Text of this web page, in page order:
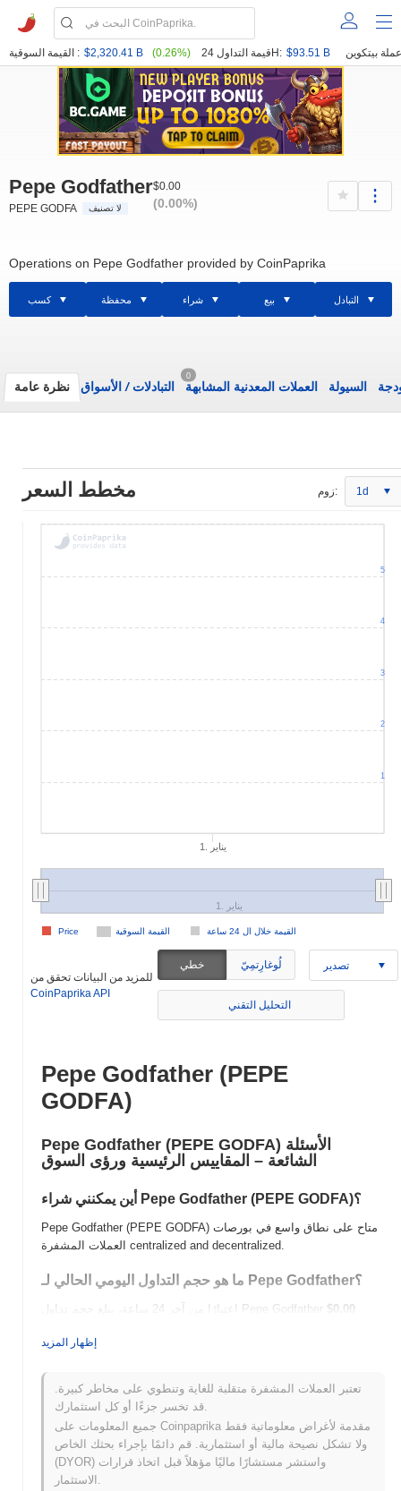
القيمة السوقية : $2,320.41 B (0.26%) قيمة التداول 24H: $93.51 B
Pepe Godfather
PEPE GODFA لا تصنيف
$0.00
(0.00%)
Operations on Pepe Godfather provided by CoinPaprika
كسب محفظة شراء بيع التبادل
نظرة عامة التبادلات/ الأسواق
0
العملات المعدنية المشابهة السيولة
مخطط السعر زوم: 1d
1. يناير
القيمة السوقية القيمة خلال ال 24 ساعة Price
1. يناير
1
2
3
4
5
للمزيد من البيانات تحقق من
CoinPaprika API
خطي لُوغارِتمِيّ تصدير
التحليل التقني
Pepe Godfather (PEPE
GODFA)
Pepe Godfather (PEPE GODFA) الأسئلة
الشائعة – المقاييس الرئيسية ورؤى السوق
أين يمكنني شراء Pepe Godfather (PEPE GODFA)؟
Pepe Godfather (PEPE GODFA) متاح على نطاق واسع في بورصات
العملات المشفرة centralized and decentralized.
ما هو حجم التداول اليومي الحالي لـ Pepe Godfather؟
اعتبارًا من آخر 24 ساعة، يبلغ حجم تداول Pepe Godfather $0.00
أدنى سعر على الإطلاق (ATL):$0.00
Pepe Godfather يتم تداوله حاليًا بنسبة~7.85% أقل من ATH .
كيف يعمل Pepe Godfather مقارنة بسوق العملات
المشفرة الأوسع؟
إظهار المزيد
تعتبر العملات المشفرة متقلبة للغاية وتنطوي على مخاطر كبيرة.
قد تخسر جزءًا أو كل استثمارك.
جميع المعلومات على Coinpaprika مقدمة لأغراض معلوماتية فقط
ولا تشكل نصيحة مالية أو استثمارية. قم دائمًا بإجراء بحثك الخاص
(DYOR) واستشر مستشارًا ماليًا مؤهلاً قبل اتخاذ قرارات